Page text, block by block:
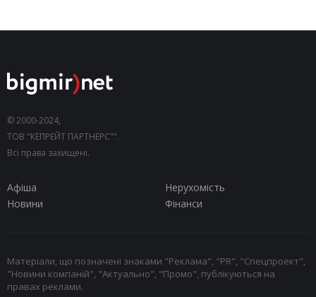
© 2000-2024,
ТОВ "КЕПРЕЙТ ПАРТНЕРС"".
Всі права захищені.
Афіша
Нерухомість
Новини
Фінанси
Матеріали, що позначені знаками "Реклама", "PR", "Спецпроект",
"Новини компаній", "Актуально", "Промо", публікуються на
правах реклами.